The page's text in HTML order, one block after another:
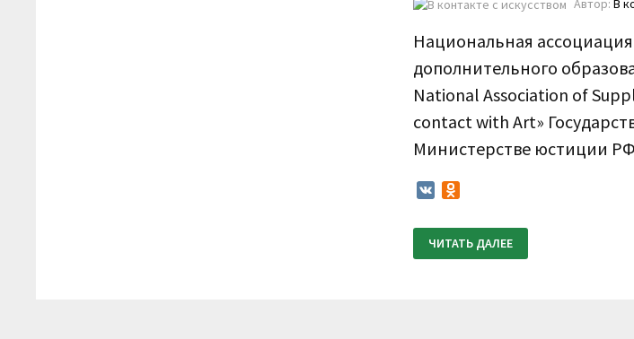
Автор: В
Национальная
дополнительного
National Association of
contact with Art»
Министерстве юстиции
VK
ПОЛОЖЕНИЕ
О
ПРОВЕДЕНИИ
ЧИТАТЬ ДАЛЕЕ